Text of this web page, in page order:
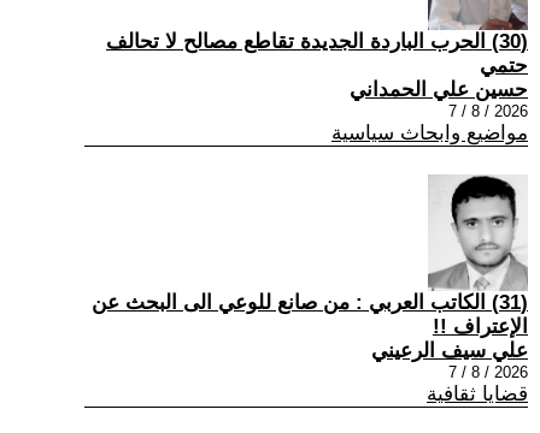
(30) الحرب الباردة الجديدة تقاطع مصالح لا تحالف
حتمي
حسين علي الحمداني
2026 / 8 / 7
مواضيع وابحاث سياسية
(31) الكاتب العربي : من صانع للوعي الى البحث عن
الإعتراف !!
علي سيف الرعيني
2026 / 8 / 7
قضايا ثقافية